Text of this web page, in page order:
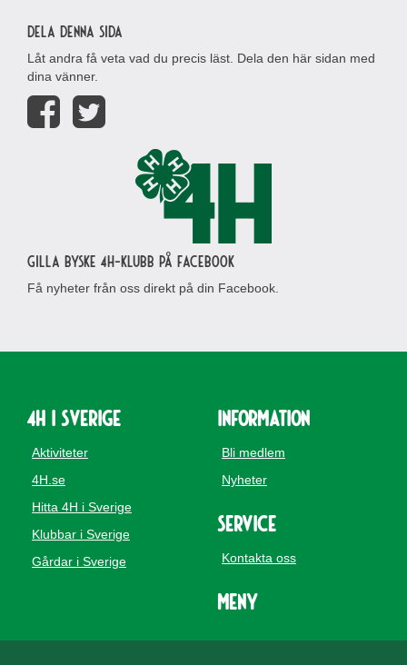
Dela denna sida
Låt andra få veta vad du precis läst. Dela den här sidan med
dina vänner.
Gilla Byske 4H-klubb på Facebook
Få nyheter från oss direkt på din Facebook.
4H i Sverige
Aktiviteter
4H.se
Hitta 4H i Sverige
Klubbar i Sverige
Gårdar i Sverige
Information
Bli medlem
Nyheter
Service
Kontakta oss
Meny